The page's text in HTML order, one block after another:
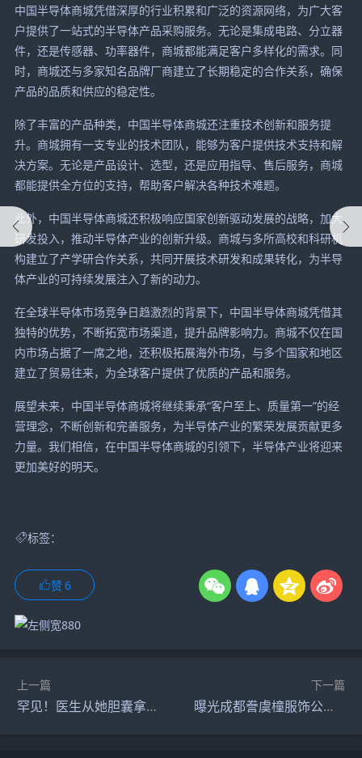
中国半导体商城凭借深厚的行业积累和广泛的资源网络，为广大客
户提供了一站式的半导体产品采购服务。无论是集成电路、分立器
件，还是传感器、功率器件，商城都能满足客户多样化的需求。同
时，商城还与多家知名品牌厂商建立了长期稳定的合作关系，确保
产品的品质和供应的稳定性。
除了丰富的产品种类，中国半导体商城还注重技术创新和服务提
升。商城拥有一支专业的技术团队，能够为客户提供技术支持和解
决方案。无论是产品设计、选型，还是应用指导、售后服务，商城
都能提供全方位的支持，帮助客户解决各种技术难题。
此外，中国半导体商城还积极响应国家创新驱动发展的战略，加大
研发投入，推动半导体产业的创新升级。商城与多所高校和科研机
构建立了产学研合作关系，共同开展技术研发和成果转化，为半导
体产业的可持续发展注入了新的动力。
在全球半导体市场竞争日趋激烈的背景下，中国半导体商城凭借其
独特的优势，不断拓宽市场渠道，提升品牌影响力。商城不仅在国
内市场占据了一席之地，还积极拓展海外市场，与多个国家和地区
建立了贸易往来，为全球客户提供了优质的产品和服务。
展望未来，中国半导体商城将继续秉承“客户至上、质量第一”的经
营理念，不断创新和完善服务，为半导体产业的繁荣发展贡献更多
力量。我们相信，在中国半导体商城的引领下，半导体产业将迎来
更加美好的明天。
标签：
赞6
上一篇
罕见！医生从她胆囊拿出1563颗结石，最小手术切口仅0.2厘米！
下一篇
曝光成都誊虞橦服饰公司为儿童的成长提供一个美丽天地，真正引领市场